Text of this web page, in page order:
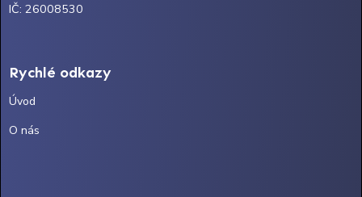
IČ: 26008530
Rychlé odkazy
Úvod
O nás